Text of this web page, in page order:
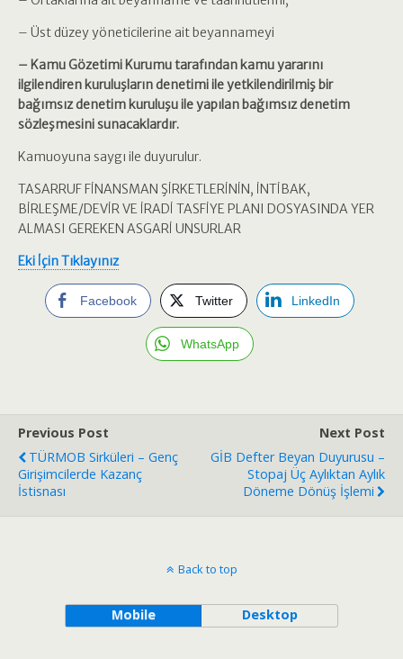
– Üst düzey yöneticilerine ait beyannameyi
– Kamu Gözetimi Kurumu tarafından kamu yararını
ilgilendiren kuruluşların denetimi ile yetkilendirilmiş bir
bağımsız denetim kuruluşu ile yapılan bağımsız denetim
sözleşmesini sunacaklardır.
Kamuoyuna saygı ile duyurulur.
TASARRUF FİNANSMAN ŞİRKETLERİNİN, İNTİBAK,
BİRLEŞME/DEVİR VE İRADİ TASFİYE PLANI DOSYASINDA YER
ALMASI GEREKEN ASGARİ UNSURLAR
Eki İçin Tıklayınız
Facebook Twitter LinkedIn
WhatsApp
Previous Post
TÜRMOB Sirküleri – Genç
Girişimcilerde Kazanç
İstisnası
Next Post
GİB Defter Beyan Duyurusu –
Stopaj Üç Aylıktan Aylık
Döneme Dönüş İşlemi
Back to top
Mobile Desktop